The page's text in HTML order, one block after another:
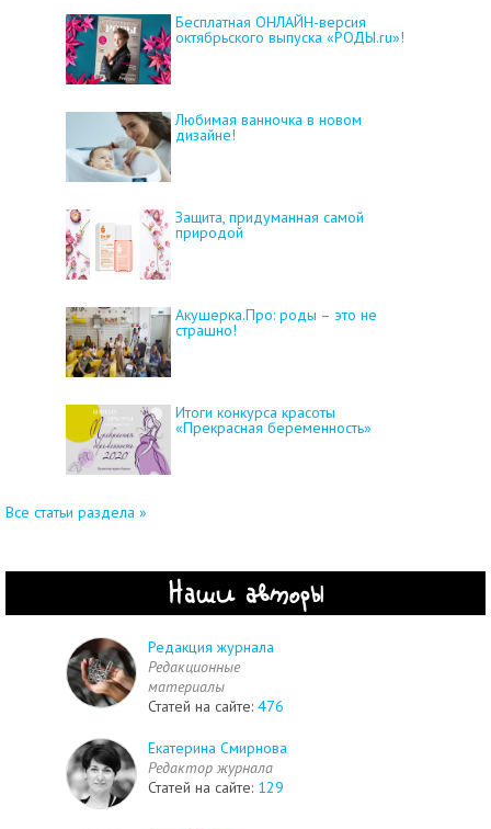
Бесплатная ОНЛАЙН-версия
октябрьского выпуска «РОДЫ.ru»!
Любимая ванночка в новом
дизайне!
Защита, придуманная самой
природой
Акушерка.Про: роды – это не
страшно!
Итоги конкурса красоты
«Прекрасная беременность»
Все статьи раздела »
Наши авторы
Редакция журнала
Редакционные
материалы
Статей на сайте: 476
Екатерина Смирнова
Редактор журнала
Статей на сайте: 129